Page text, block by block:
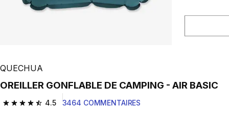
QUECHUA
OREILLER GONFLABLE DE CAMPING - AIR BASIC
4.5
4.5 out of 5 stars from 3464 reviews
3464 COMMENTAIRES